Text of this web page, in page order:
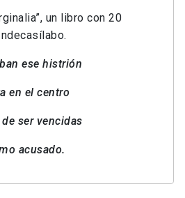
un libro con 20
ese histrión
en el centro
ser vencidas
acusado.